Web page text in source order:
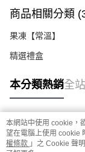
商品相關分類
果凍【常溫】
精選禮盒
本分類熱銷全
熱門標籤
本網站中使用 cookie，
望在電腦上使用 cookie
權條款 」之 Cookie 聲